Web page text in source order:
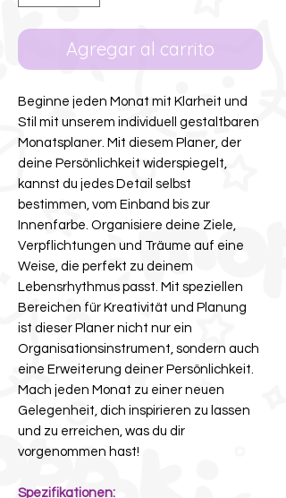
Agregar al carrito
Beginne jeden Monat mit Klarheit und
Stil mit unserem individuell gestaltbaren
Monatsplaner. Mit diesem Planer, der
deine Persönlichkeit widerspiegelt,
kannst du jedes Detail selbst
bestimmen, vom Einband bis zur
Innenfarbe. Organisiere deine Ziele,
Verpflichtungen und Träume auf eine
Weise, die perfekt zu deinem
Lebensrhythmus passt. Mit speziellen
Bereichen für Kreativität und Planung
ist dieser Planer nicht nur ein
Organisationsinstrument, sondern auch
eine Erweiterung deiner Persönlichkeit.
Mach jeden Monat zu einer neuen
Gelegenheit, dich inspirieren zu lassen
und zu erreichen, was du dir
vorgenommen hast!
Spezifikationen: